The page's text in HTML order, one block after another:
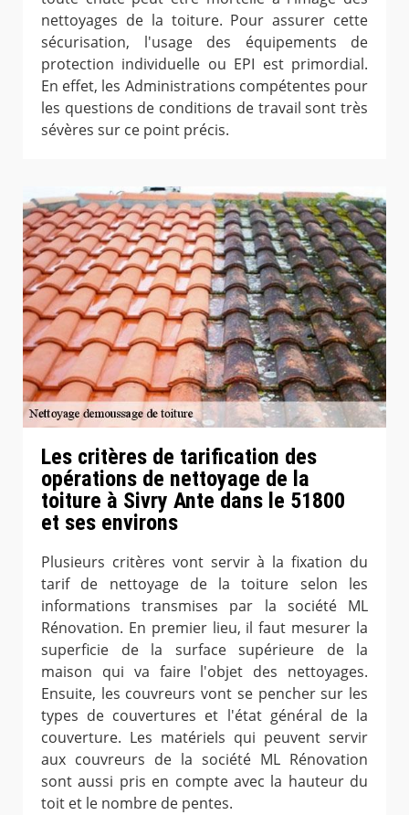
nettoyages de la toiture. Pour assurer cette
sécurisation, l'usage des équipements de
protection individuelle ou EPI est primordial.
En effet, les Administrations compétentes pour
les questions de conditions de travail sont très
sévères sur ce point précis.
Les critères de tarification des
opérations de nettoyage de la
toiture à Sivry Ante dans le 51800
et ses environs
Plusieurs critères vont servir à la fixation du
tarif de nettoyage de la toiture selon les
informations transmises par la société ML
Rénovation. En premier lieu, il faut mesurer la
superficie de la surface supérieure de la
maison qui va faire l'objet des nettoyages.
Ensuite, les couvreurs vont se pencher sur les
types de couvertures et l'état général de la
couverture. Les matériels qui peuvent servir
aux couvreurs de la société ML Rénovation
sont aussi pris en compte avec la hauteur du
toit et le nombre de pentes.